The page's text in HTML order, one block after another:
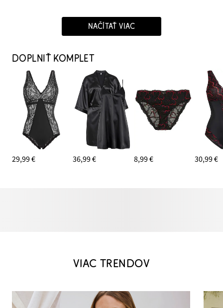
NAČÍTAŤ VIAC
DOPLNIŤ KOMPLET
29,99 € 36,99 € 8,99 € 30,99 €
VIAC TRENDOV